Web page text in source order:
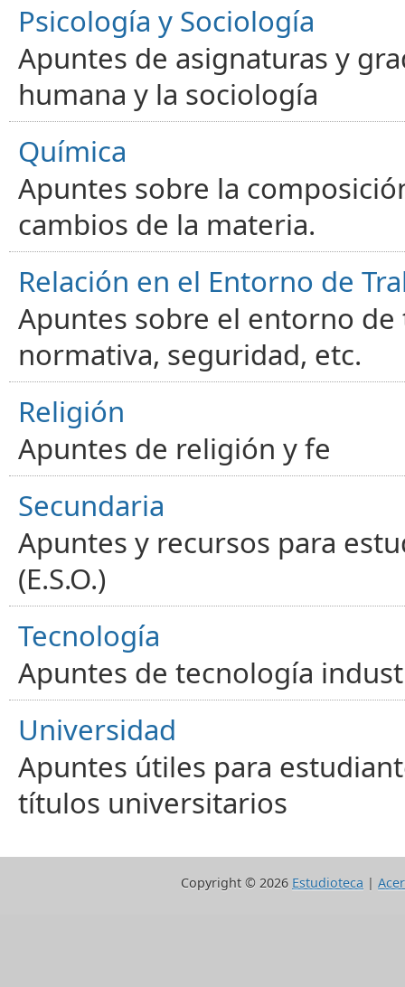
Psicología y Sociología
Apuntes de asignaturas y
humana y la sociología
Química
Apuntes sobre la
cambios de la materia.
Relación en el Entorno de
Apuntes sobre el entorno
normativa, seguridad, etc.
Religión
Apuntes de religión y fe
Secundaria
Apuntes y recursos para
(E.S.O.)
Tecnología
Apuntes de tecnología
Universidad
Apuntes útiles para
títulos universitarios
Copyright © 2026 Estudioteca |